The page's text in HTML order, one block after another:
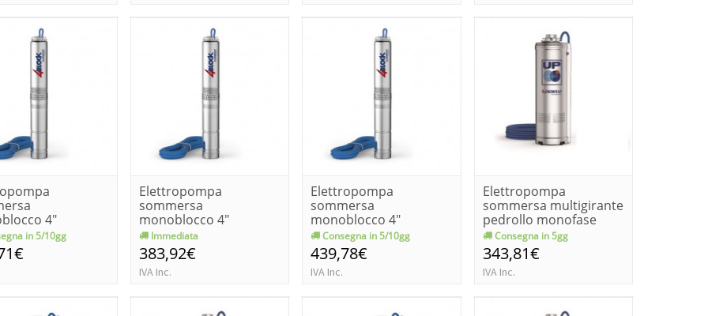
4"
monofase
in 5/10gg
Elettropompa
sommersa
monoblocco 4"
pedrollo monofase
4block...
Immediata
383,92€
IVA Inc.
Elettropompa
sommersa
monoblocco 4"
pedrollo monofase
4block...
Consegna in 5/10gg
439,78€
IVA Inc.
Elettropompa
sommersa multigirante
pedrollo monofase
upm 2/2 kw 0...
Consegna in 5gg
343,81€
IVA Inc.